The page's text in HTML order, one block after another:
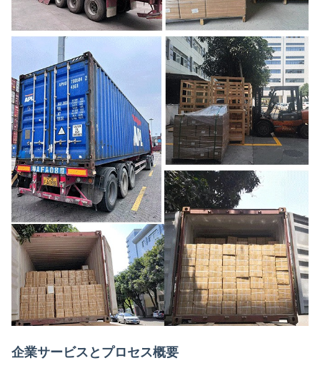
企業サービスとプロセス概要